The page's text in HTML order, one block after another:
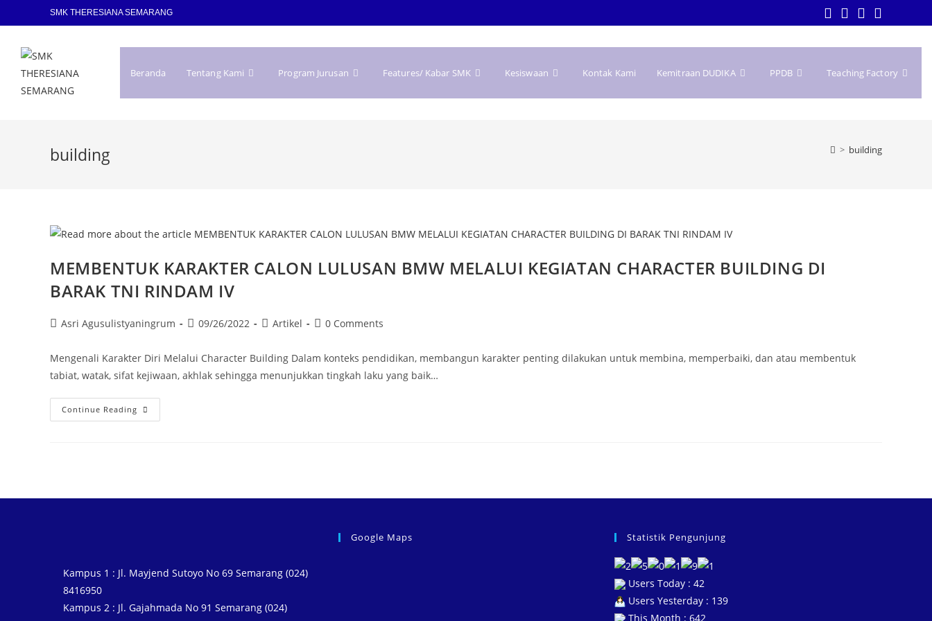
SMK THERESIANA SEMARANG
Beranda Tentang Kami Program Jurusan Features/ Kabar SMK Kesiswaan Kontak Kami Kemitraan DUDIKA PPDB Teaching Factory
building > building
MEMBENTUK KARAKTER CALON LULUSAN BMW MELALUI KEGIATAN CHARACTER BUILDING DI
BARAK TNI RINDAM IV
Asri Agusulistyaningrum 09/26/2022 Artikel 0 Comments
Mengenali Karakter Diri Melalui Character Building Dalam konteks pendidikan, membangun karakter penting dilakukan untuk membina, memperbaiki, dan atau membentuk
tabiat, watak, sifat kejiwaan, akhlak sehingga menunjukkan tingkah laku yang baik…
Continue Reading
Kampus 1 : Jl. Mayjend Sutoyo No 69 Semarang (024)
8416950
Kampus 2 : Jl. Gajahmada No 91 Semarang (024)
Google Maps Statistik Pengunjung
Users Today : 42
Users Yesterday : 139
This Month : 642